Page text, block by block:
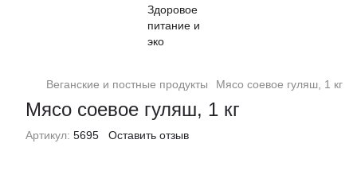
Веганские и постные продукты Мясо соевое гуляш, 1 кг
Мясо соевое гуляш, 1 кг
Артикул: 5695 Оставить отзыв